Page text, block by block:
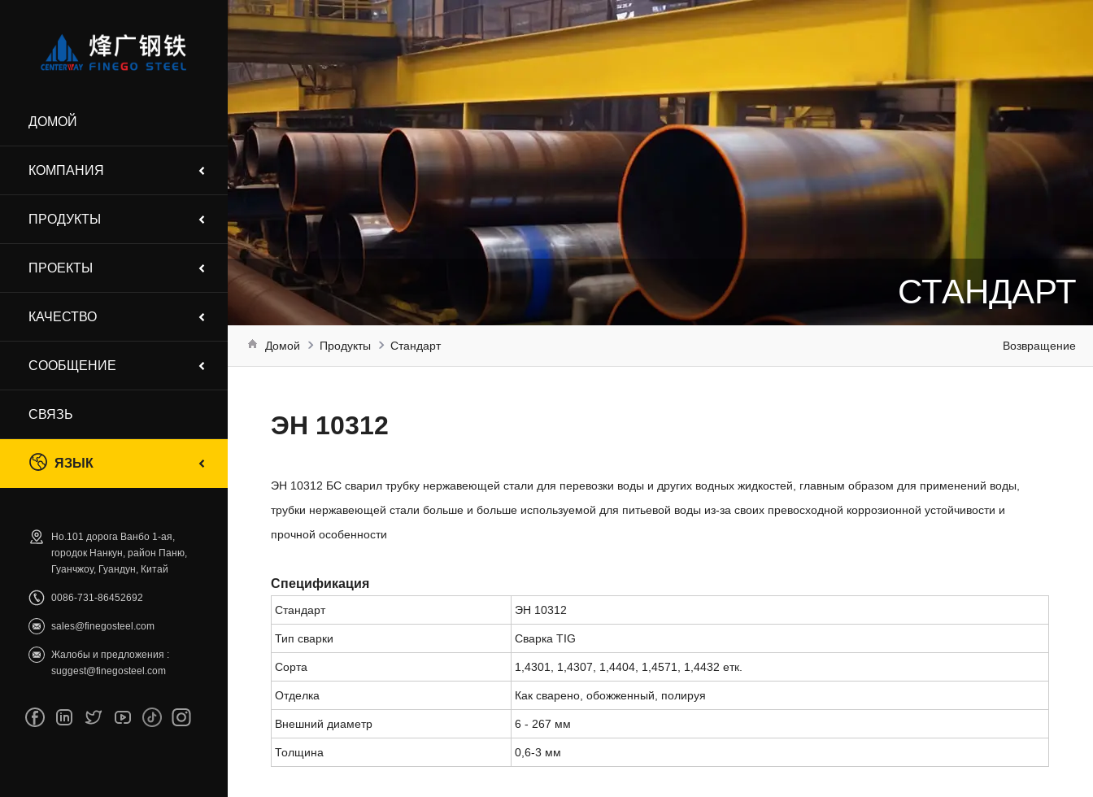
ДОМОЙ
КОМПАНИЯ
ПРОДУКТЫ
ПРОЕКТЫ
КАЧЕСТВО
СООБЩЕНИЕ
СВЯЗЬ
ЯЗЫК
Но.101 дорога Ванбо 1-ая,
городок Нанкун, район Паню,
Гуанчжоу, Гуандун, Китай
0086-731-86452692
sales@finegosteel.com
Жалобы и предложения :
suggest@finegosteel.com
СТАНДАРТ
Возвращение
Домой Продукты Стандарт
ЭН 10312
ЭН 10312 БС сварил трубку нержавеющей стали для перевозки воды и других водных жидкостей, главным образом для применений воды,
трубки нержавеющей стали больше и больше используемой для питьевой воды из-за своих превосходной коррозионной устойчивости и
прочной особенности
Спецификация
Стандарт ЭН 10312
Тип сварки Сварка TIG
Сорта 1,4301, 1,4307, 1,4404, 1,4571, 1,4432 етк.
Отделка Как сварено, обожженный, полируя
Внешний диаметр 6 - 267 мм
Толщина 0,6-3 мм